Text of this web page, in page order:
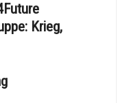
Krieg,